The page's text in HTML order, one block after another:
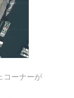
コーナーが